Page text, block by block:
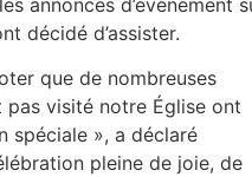
décidé d’assister.
que de nombreuses
pas visité notre Église ont
spéciale », a déclaré
pleine de joie, de